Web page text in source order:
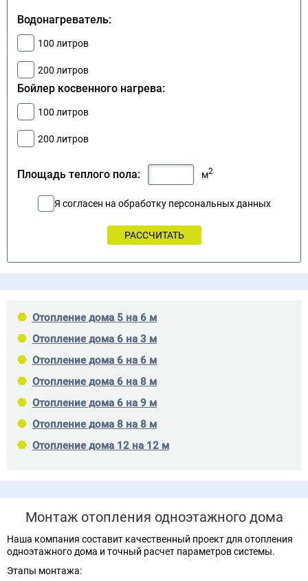
Водонагреватель:
100 литров
200 литров
Бойлер косвенного нагрева:
100 литров
200 литров
Площадь теплого пола: м2
Я согласен на обработку персональных данных
Отопление дома 5 на 6 м
Отопление дома 6 на 3 м
Отопление дома 6 на 6 м
Отопление дома 6 на 8 м
Отопление дома 6 на 9 м
Отопление дома 8 на 8 м
Отопление дома 12 на 12 м
Монтаж отопления одноэтажного дома
Наша компания составит качественный проект для отопления
одноэтажного дома и точный расчет параметров системы.
Этапы монтажа: